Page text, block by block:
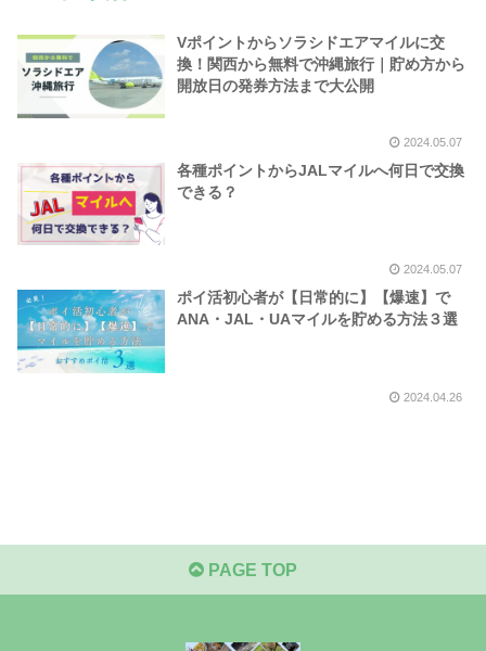
Vポイントからソラシドエアマイルに交
換！関西から無料で沖縄旅行｜貯め方から
開放日の発券方法まで大公開
2024.05.07
各種ポイントからJALマイルへ何日で交換
できる？
2024.05.07
ポイ活初心者が【日常的に】【爆速】で
ANA・JAL・UAマイルを貯める方法３選
2024.04.26
PAGE TOP